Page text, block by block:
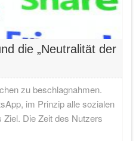
die „Neutralität der
zu beschlagnahmen.
im Prinzip alle sozialen
Die Zeit des Nutzers